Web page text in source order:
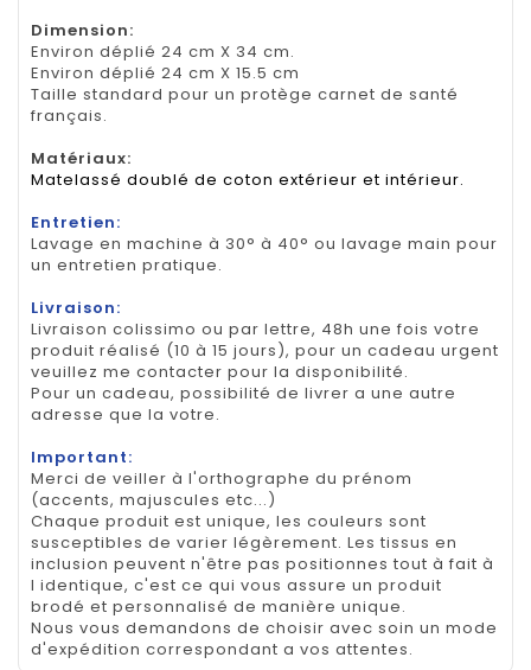
Dimension:
Environ déplié 24 cm X 34 cm.
Environ déplié 24 cm X 15.5 cm
Taille standard pour un protège carnet de santé
français.
Matériaux:
Matelassé doublé de coton extérieur et intérieur.
Entretien:
Lavage en machine à 30° à 40° ou lavage main pour
un entretien pratique.
Livraison:
Livraison colissimo ou par lettre, 48h une fois votre
produit réalisé (10 à 15 jours), pour un cadeau urgent
veuillez me contacter pour la disponibilité.
Pour un cadeau, possibilité de livrer a une autre
adresse que la votre.
Important:
Merci de veiller à l'orthographe du prénom
(accents, majuscules etc...)
Chaque produit est unique, les couleurs sont
susceptibles de varier légèrement. Les tissus en
inclusion peuvent n'être pas positionnes tout à fait à
l identique, c'est ce qui vous assure un produit
brodé et personnalisé de manière unique.
Nous vous demandons de choisir avec soin un mode
d'expédition correspondant a vos attentes.